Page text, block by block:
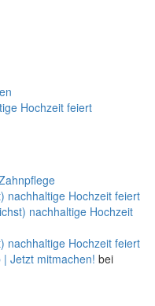
Hochzeit feiert
nachhaltige Hochzeit feiert
nachhaltige Hochzeit
nachhaltige Hochzeit feiert
Jetzt mitmachen! bei